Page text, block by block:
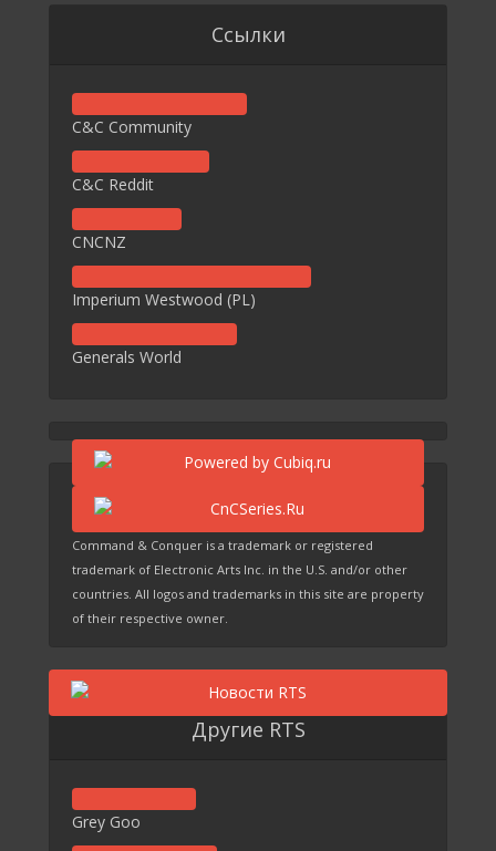
Ссылки
C&C Community
C&C Reddit
CNCNZ
Imperium Westwood (PL)
Generals World
Command & Conquer is a trademark or registered
trademark of Electronic Arts Inc. in the U.S. and/or other
countries. All logos and trademarks in this site are property
of their respective owner.
Другие RTS
Grey Goo